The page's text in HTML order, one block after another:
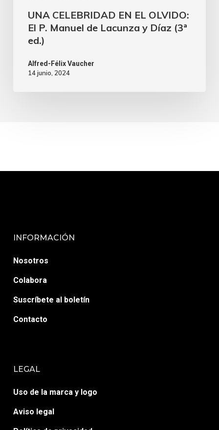
UNA CELEBRIDAD EN EL OLVIDO:
El P. Manuel de Lacunza y Díaz (3ª
ed.)
Alfred-Félix Vaucher
14 junio, 2024
INFORMACIÓN
Nosotros
Colabora
Suscríbete al boletín
Contacto
LEGAL
Uso de la marca y logo
Aviso legal